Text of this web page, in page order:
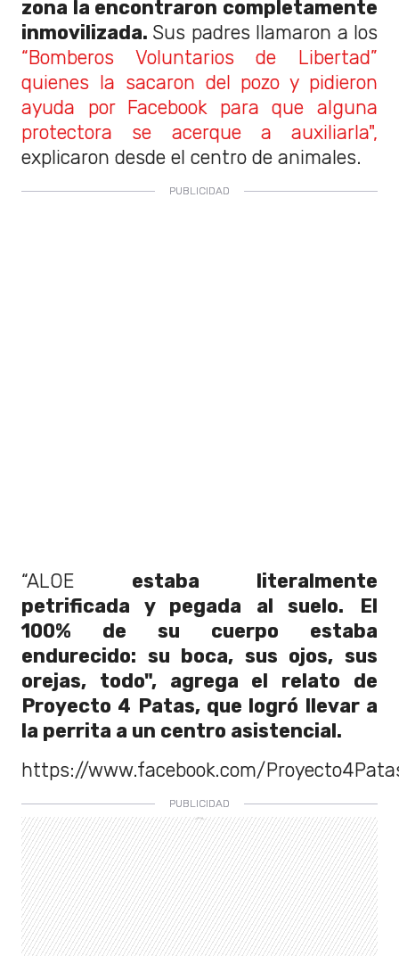
zona la encontraron completamente
inmovilizada. Sus padres llamaron a los
“Bomberos Voluntarios de Libertad”
quienes la sacaron del pozo y pidieron
ayuda por Facebook para que alguna
protectora se acerque a auxiliarla",
explicaron desde el centro de animales.
“ALOE estaba literalmente
petrificada y pegada al suelo.
El
100% de su cuerpo estaba
endurecido: su boca, sus ojos, sus
orejas, todo", agrega el relato de
Proyecto 4 Patas, que logró llevar a
la perrita a un centro asistencial.
https://www.facebook.com/